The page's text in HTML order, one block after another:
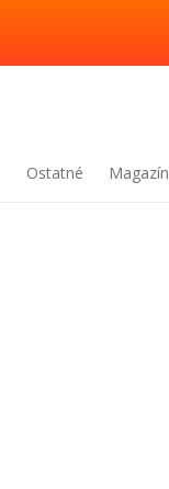
Ostatné Magazín